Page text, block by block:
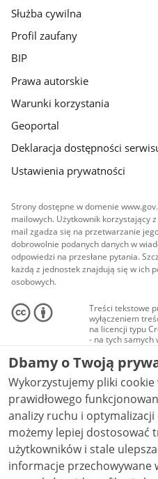
Służba cywilna
Profil zaufany
BIP
Prawa autorskie
Warunki korzystania
Geoportal
Deklaracja dostępności
Ustawienia prywatności
Strony dostępne w domenie
mailowych. Użytkownik korzystający
mail zgadza się na przetwarzanie
dobrowolnie podanych danych w
odpowiedzi na przesłane pytania.
każdą z jednostek znajdują się w ich
osobowych.
Treści tekstowe
wyłączeniem
na licencji typu
- na tych samych
Materiały
audio i wideo, są
Creative
niekomercyjne -
NC-ND 4.0), o ile
Dbamy o Twoją
Wykorzystujemy pliki cookie
prawidłowego
analizy ruchu i optymalizacji
możemy lepiej dostosować
użytkowników i stale ulepszać nasze
informacje przechowywane